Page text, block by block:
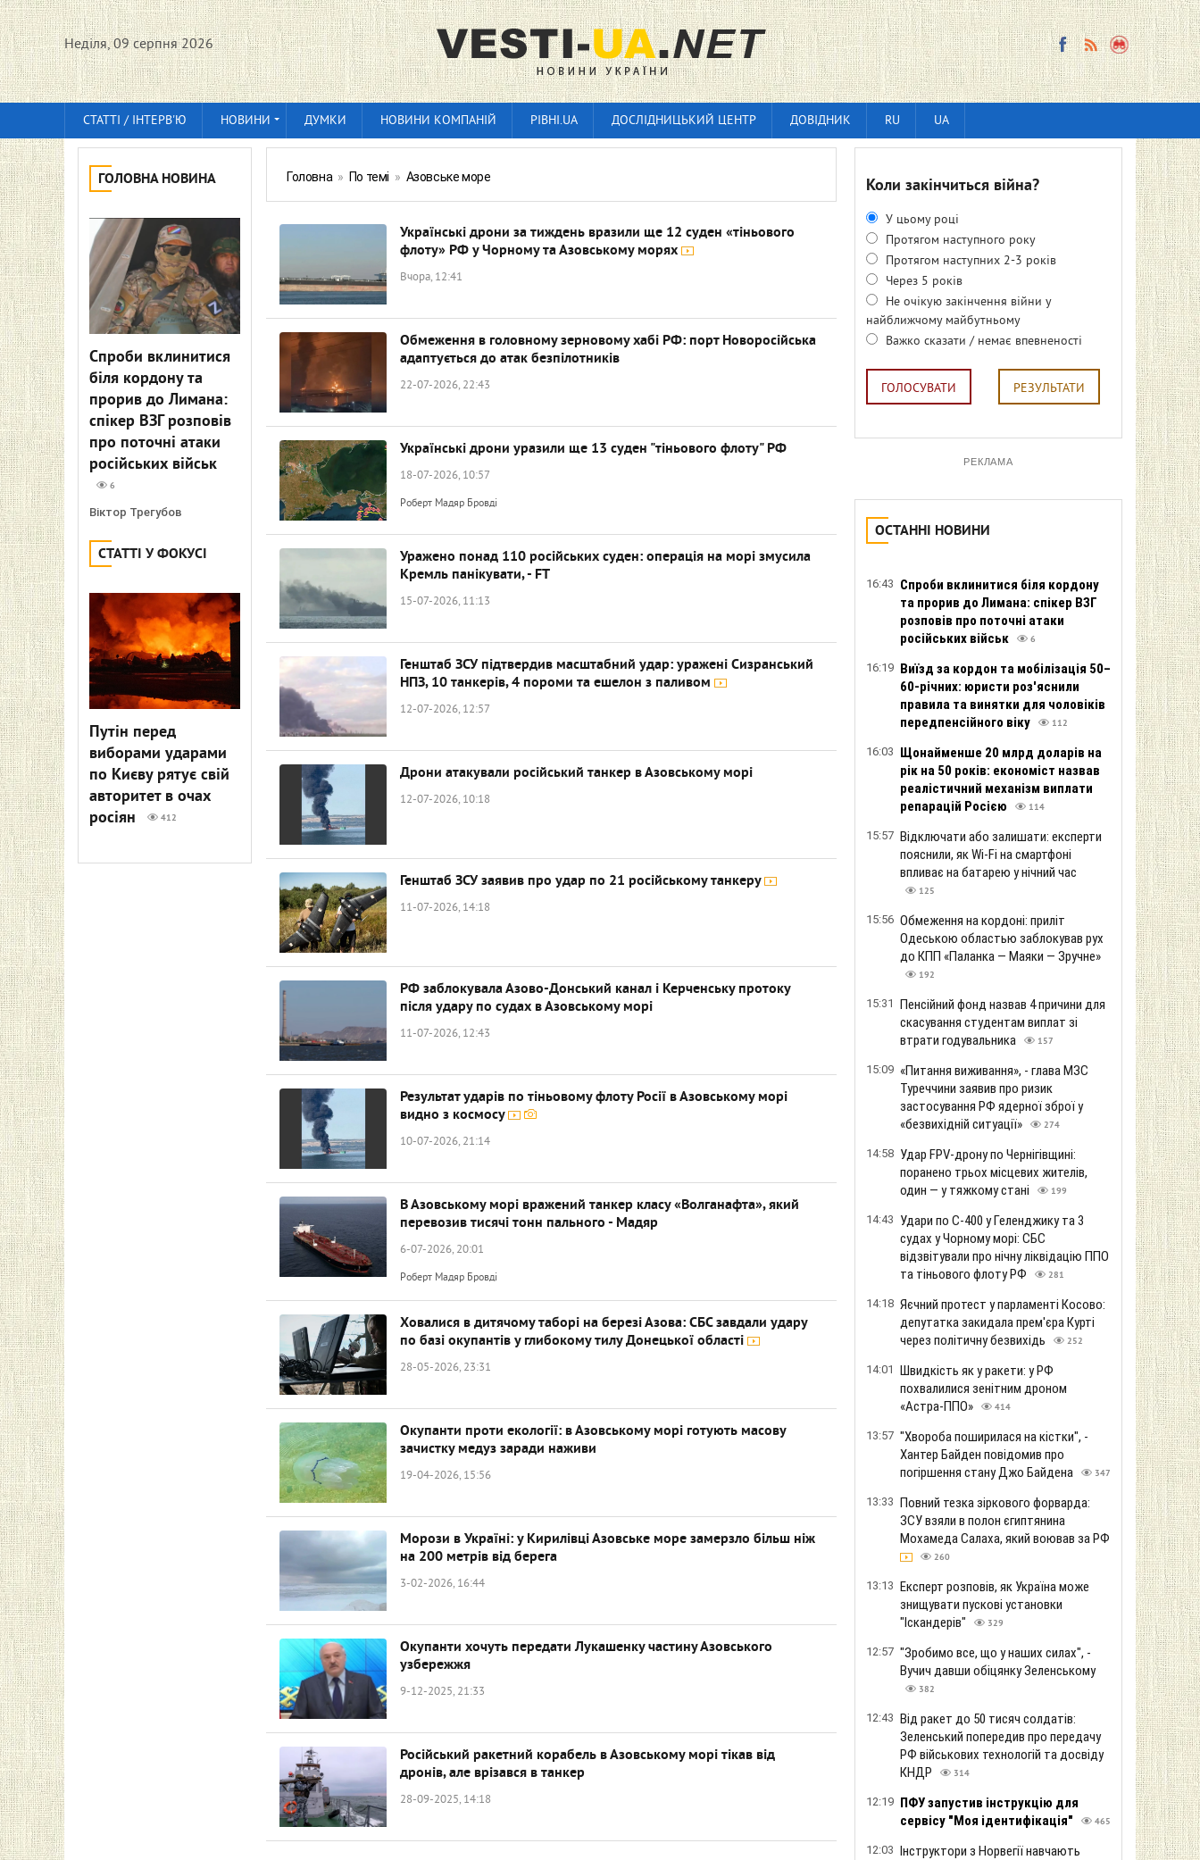
Неділя, 09 серпня 2026
СТАТТІ / ІНТЕРВ'Ю НОВИНИ ДУМКИ НОВИНИ КОМПАНІЙ РІВНІ.UA ДОСЛІДНИЦЬКИЙ ЦЕНТР ДОВІДНИК RU UA
ГОЛОВНА НОВИНА
Спроби вклинитися
біля кордону та
прорив до Лимана:
спікер ВЗГ розповів
про поточні атаки
російських військ
6
Віктор Трегубов
СТАТТІ У ФОКУСІ
Путін перед
виборами ударами
по Києву рятує свій
авторитет в очах
росіян
412
Головна » По темі » Азовське море
Українські дрони за тиждень вразили ще 12 суден «тіньового
флоту» РФ у Чорному та Азовському морях
Вчора, 12:41
Обмеження в головному зерновому хабі РФ: порт Новоросійська
адаптується до атак безпілотників
22-07-2026, 22:43
Українські дрони уразили ще 13 суден "тіньового флоту" РФ
18-07-2026, 10:57
Роберт Мадяр Бровді
Уражено понад 110 російських суден: операція на морі змусила
Кремль панікувати, - FT
15-07-2026, 11:13
Генштаб ЗСУ підтвердив масштабний удар: уражені Сизранський
НПЗ, 10 танкерів, 4 пороми та ешелон з паливом
12-07-2026, 12:57
Дрони атакували російський танкер в Азовському морі
12-07-2026, 10:18
Генштаб ЗСУ заявив про удар по 21 російському танкеру
11-07-2026, 14:18
РФ заблокувала Азово-Донський канал і Керченську протоку
після удару по судах в Азовському морі
11-07-2026, 12:43
Результат ударів по тіньовому флоту Росії в Азовському морі
видно з космосу
10-07-2026, 21:14
В Азовському морі вражений танкер класу «Волганафта», який
перевозив тисячі тонн пального - Мадяр
6-07-2026, 20:01
Роберт Мадяр Бровді
Ховалися в дитячому таборі на березі Азова: СБС завдали удару
по базі окупантів у глибокому тилу Донецької області
28-05-2026, 23:31
Окупанти проти екології: в Азовському морі готують масову
зачистку медуз заради наживи
19-04-2026, 15:56
Морози в Україні: у Кирилівці Азовське море замерзло більш ніж
на 200 метрів від берега
3-02-2026, 16:44
Окупанти хочуть передати Лукашенку частину Азовського
узбережжя
9-12-2025, 21:33
Російський ракетний корабель в Азовському морі тікав від
дронів, але врізався в танкер
28-09-2025, 14:18
Коли закінчиться війна?
У цьому році
Протягом наступного року
Протягом наступних 2-3 років
Через 5 років
Не очікую закінчення війни у
найближчому майбутньому
Важко сказати / немає впевненості
ГОЛОСУВАТИ РЕЗУЛЬТАТИ
РЕКЛАМА
ОСТАННІ НОВИНИ
16:43 Спроби вклинитися біля кордону
та прорив до Лимана: спікер ВЗГ
розповів про поточні атаки
російських військ
6
16:19 Виїзд за кордон та мобілізація 50–
60-річних: юристи роз'яснили
правила та винятки для чоловіків
передпенсійного віку
112
16:03 Щонайменше 20 млрд доларів на
рік на 50 років: економіст назвав
реалістичний механізм виплати
репарацій Росією
114
15:57 Відключати або залишати: експерти
пояснили, як Wi-Fi на смартфоні
впливає на батарею у нічний час
125
15:56 Обмеження на кордоні: приліт
Одеською областью заблокував рух
до КПП «Паланка — Маяки — Зручне»
192
15:31 Пенсійний фонд назвав 4 причини для
скасування студентам виплат зі
втрати годувальника
157
15:09 «Питання виживання», - глава МЗС
Туреччини заявив про ризик
застосування РФ ядерної зброї у
«безвихідній ситуації»
274
14:58 Удар FPV-дрону по Чернігівщині:
поранено трьох місцевих жителів,
один — у тяжкому стані
199
14:43 Удари по С-400 у Геленджику та 3
судах у Чорному морі: СБС
відзвітували про нічну ліквідацію ППО
та тіньового флоту РФ
281
14:18 Яєчний протест у парламенті Косово:
депутатка закидала прем'єра Курті
через політичну безвихідь
252
14:01 Швидкість як у ракети: у РФ
похвалилися зенітним дроном
«Астра-ППО»
414
13:57 "Хвороба поширилася на кістки", -
Хантер Байден повідомив про
погіршення стану Джо Байдена
347
13:33 Повний тезка зіркового форварда:
ЗСУ взяли в полон єгиптянина
Мохамеда Салаха, який воював за РФ
260
13:13 Експерт розповів, як Україна може
знищувати пускові установки
"Іскандерів"
329
12:57 "Зробимо все, що у наших силах", -
Вучич давши обіцянку Зеленському
382
12:43 Від ракет до 50 тисяч солдатів:
Зеленський попередив про передачу
РФ військових технологій та досвіду
КНДР
314
12:19 ПФУ запустив інструкцію для
сервісу "Моя ідентифікація"
465
12:03 Інструктори з Норвегії навчають